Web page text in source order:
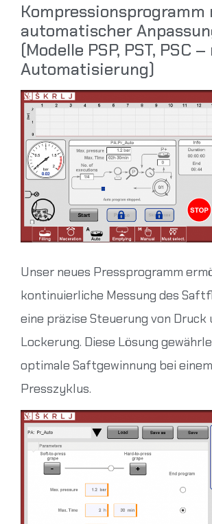
Kompressionsprogramm
automatischer
(Modelle PSP, PST, PSC
Automatisierung)
Unser neues Pressprogramm
kontinuierliche Messung des
eine präzise Steuerung von Druck
Lockerung. Diese Lösung
optimale Saftgewinnung bei
Presszyklus.